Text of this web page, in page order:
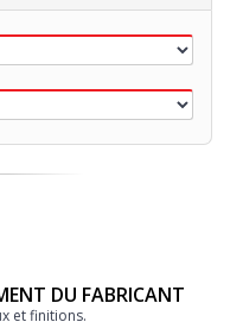
DU FABRICANT
et finitions.